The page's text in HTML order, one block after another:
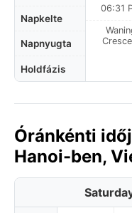
Napkelte
Napnyugta
Holdfázis
06:31
Óránkénti
Hanoi-ben,